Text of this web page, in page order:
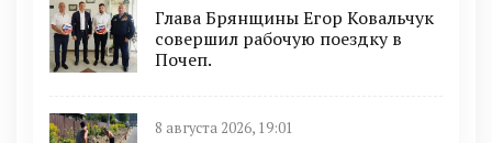
Глава Брянщины Егор Ковальчук
совершил рабочую поездку в
Почеп.
8 августа 2026, 19:01